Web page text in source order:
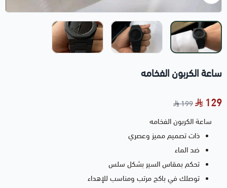
ساعة الكربون الفخامه
129
199
ساعة الكربون الفخامه
ذات تصميم مميز وعصري
ضد الماء
تحكم بمقاس السير بشكل سلس
توصلك في باكج مرتب ومناسب للإهداء